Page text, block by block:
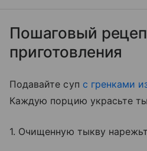
Пошаговый
приготовления
Подавайте суп с гренками
Каждую порцию украсьте
1. Очищенную тыкву